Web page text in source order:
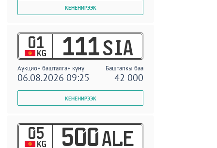
01
KG 111 SIA
Аукцион башталган күнү Баштапкы баа
06.08.2026 09:25 42 000
05
KG 500 ALE